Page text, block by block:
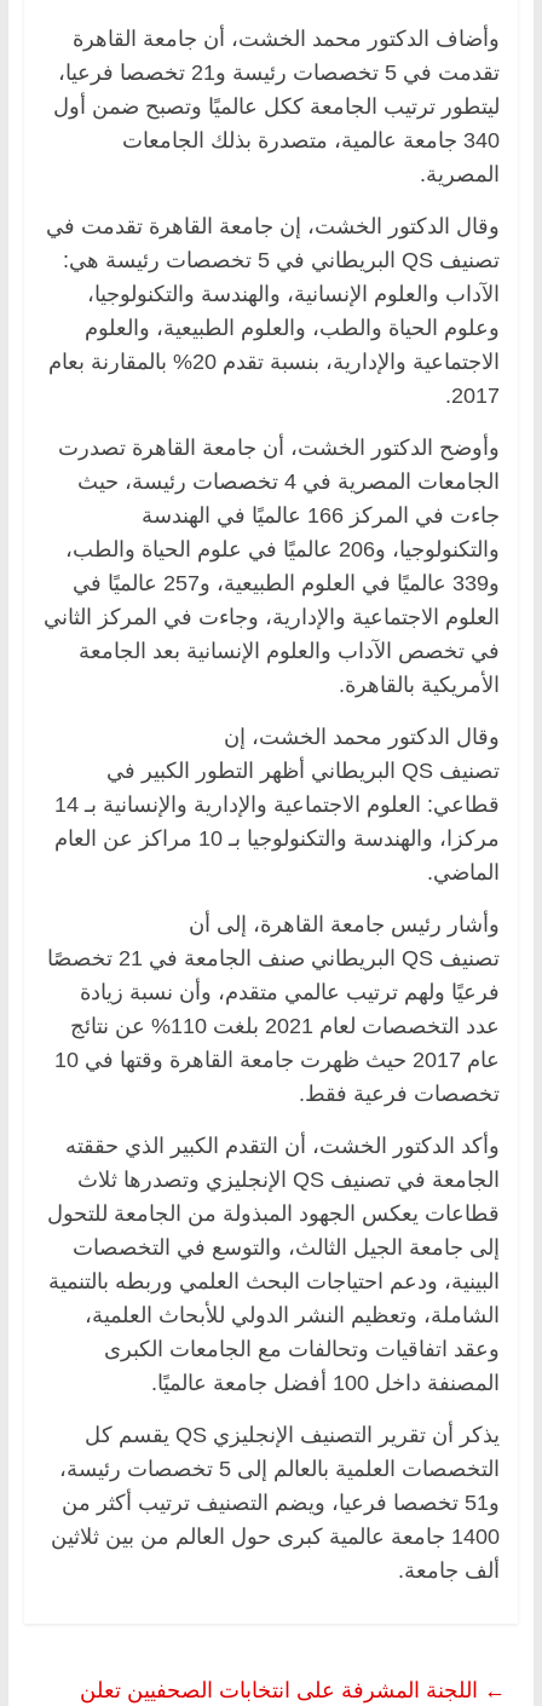
وأضاف الدكتور محمد الخشت، أن جامعة القاهرة
تقدمت في 5 تخصصات رئيسة و21 تخصصا فرعيا،
ليتطور ترتيب الجامعة ككل عالميًا وتصبح ضمن أول
340 جامعة عالمية، متصدرة بذلك الجامعات
المصرية.
وقال الدكتور الخشت، إن جامعة القاهرة تقدمت في
تصنيف QS البريطاني في 5 تخصصات رئيسة هي:
الآداب والعلوم الإنسانية، والهندسة والتكنولوجيا،
وعلوم الحياة والطب، والعلوم الطبيعية، والعلوم
الاجتماعية والإدارية، بنسبة تقدم 20% بالمقارنة بعام
2017.
وأوضح الدكتور الخشت، أن جامعة القاهرة تصدرت
الجامعات المصرية في 4 تخصصات رئيسة، حيث
جاءت في المركز 166 عالميًا في الهندسة
والتكنولوجيا، و206 عالميًا في علوم الحياة والطب،
و339 عالميًا في العلوم الطبيعية، و257 عالميًا في
العلوم الاجتماعية والإدارية، وجاءت في المركز الثاني
في تخصص الآداب والعلوم الإنسانية بعد الجامعة
الأمريكية بالقاهرة.
وقال الدكتور محمد الخشت، إن
تصنيف QS البريطاني أظهر التطور الكبير في
قطاعي: العلوم الاجتماعية والإدارية والإنسانية بـ 14
مركزا، والهندسة والتكنولوجيا بـ 10 مراكز عن العام
الماضي.
وأشار رئيس جامعة القاهرة، إلى أن
تصنيف QS البريطاني صنف الجامعة في 21 تخصصًا
فرعيًا ولهم ترتيب عالمي متقدم، وأن نسبة زيادة
عدد التخصصات لعام 2021 بلغت 110% عن نتائج
عام 2017 حيث ظهرت جامعة القاهرة وقتها في 10
تخصصات فرعية فقط.
وأكد الدكتور الخشت، أن التقدم الكبير الذي حققته
الجامعة في تصنيف QS الإنجليزي وتصدرها ثلاث
قطاعات يعكس الجهود المبذولة من الجامعة للتحول
إلى جامعة الجيل الثالث، والتوسع في التخصصات
البينية، ودعم احتياجات البحث العلمي وربطه بالتنمية
الشاملة، وتعظيم النشر الدولي للأبحاث العلمية،
وعقد اتفاقيات وتحالفات مع الجامعات الكبرى
المصنفة داخل 100 أفضل جامعة عالميًا.
يذكر أن تقرير التصنيف الإنجليزي QS يقسم كل
التخصصات العلمية بالعالم إلى 5 تخصصات رئيسة،
و51 تخصصا فرعيا، ويضم التصنيف ترتيب أكثر من
1400 جامعة عالمية كبرى حول العالم من بين ثلاثين
ألف جامعة.
← اللجنة المشرفة على انتخابات الصحفيين تعلن